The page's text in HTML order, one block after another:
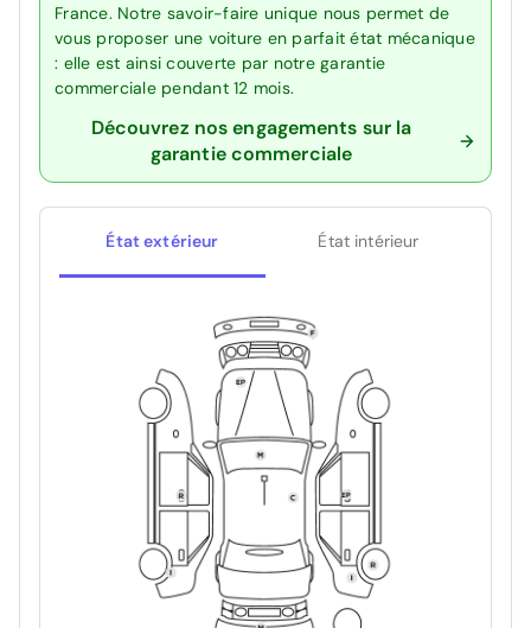
France. Notre savoir-faire unique nous permet de
vous proposer une voiture en parfait état mécanique
: elle est ainsi couverte par notre garantie
commerciale pendant 12 mois.
Découvrez nos engagements sur la
garantie commerciale
État extérieur État intérieur